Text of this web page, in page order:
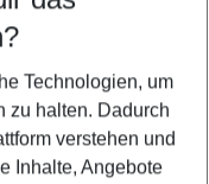
Technologien, um
zu halten. Dadurch
verstehen und
Inhalte, Angebote